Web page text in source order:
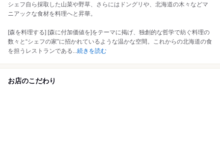
シェフ自ら採取した山菜や野草、さらにはドングリや、北海道の木々などマ
ニアックな食材を料理へと昇華。
[森を料理する] [森に付加価値を]をテーマに掲げ、独創的な哲学で紡ぐ料理の
数々と“シェフの家”に招かれているような温かな空間。これからの北海道の食
を担うレストランである...続きを読む
お店のこだわり